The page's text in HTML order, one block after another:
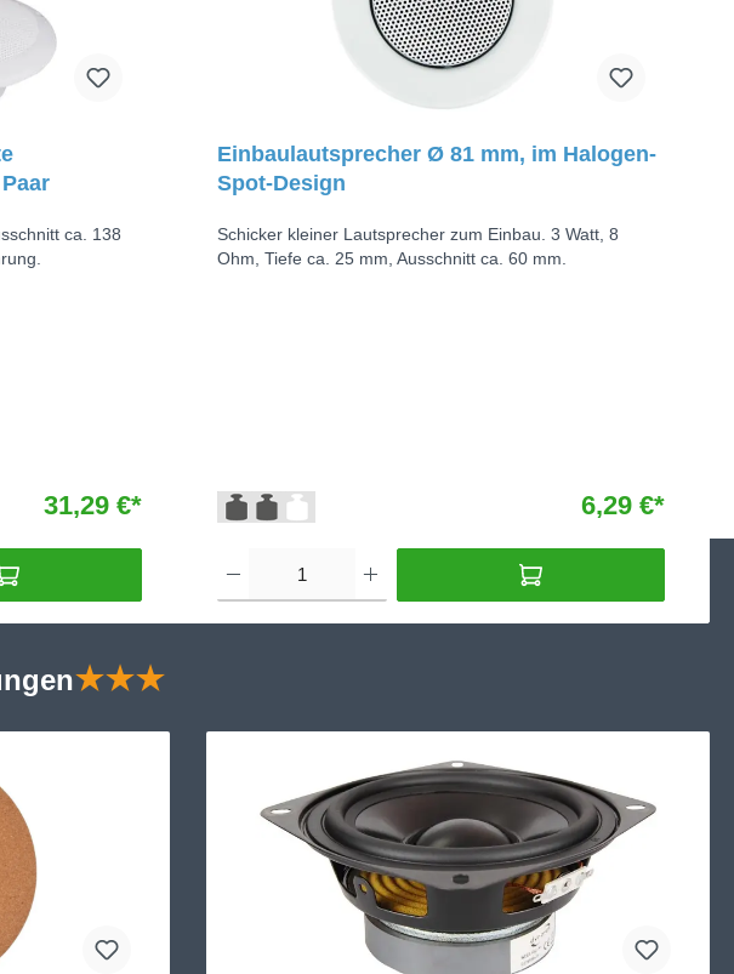
ca. 138
31,29 €*
Einbaulautsprecher Ø 81 mm, im Halogen-
Spot-Design
Schicker kleiner Lautsprecher zum Einbau. 3 Watt, 8
Ohm, Tiefe ca. 25 mm, Ausschnitt ca. 60 mm.
6,29 €*
★★★